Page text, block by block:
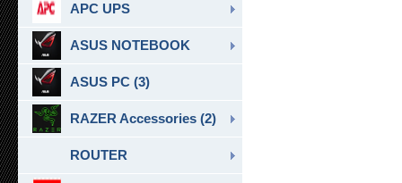
APC UPS
ASUS NOTEBOOK
ASUS PC (3)
RAZER Accessories (2)
ROUTER